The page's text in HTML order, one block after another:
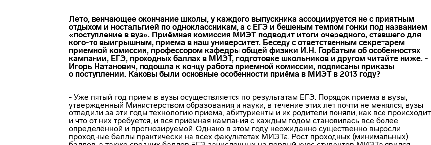
Лето, венчающее окончание школы, у каждого выпускника ассоциируется не с приятным
отдыхом и ностальгией по одноклассникам, а с ЕГЭ и бешеным темпом гонки под названием
«поступление в вуз». Приёмная комиссия МИЭТ подводит итоги очередного, ставшего для
кого-то выигрышным, приема в наш университет. Беседу с ответственным секретарем
приемной комиссии, профессором кафедры общей физики И.Н. Горбатым об особенностях
кампании, ЕГЭ, проходных баллах в МИЭТ, подготовке школьников и другом читайте ниже. -
Игорь Натанович, подошла к концу работа приемной комиссии, подписаны приказы
о поступлении. Каковы были основные особенности приёма в МИЭТ в 2013 году?
- Уже пятый год прием в вузы осуществляется по результатам ЕГЭ. Порядок приема в вузы,
утвержденный Министерством образования и науки, в течение этих лет почти не менялся, вузы
отладили за эти годы технологию приема, абитуриенты и их родители поняли, как все происходит
и что от них требуется, и вся приёмная кампания с каждым годом становилась все более
определённой и прогнозируемой. Однако в этом году неожиданно существенно выросли
проходные баллы практически на всех факультетах МИЭТа. Рост проходных (минимальных)